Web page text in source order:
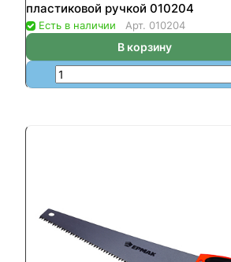
пластиковой ручкой 010204
Есть в наличии Арт. 010204
В корзину